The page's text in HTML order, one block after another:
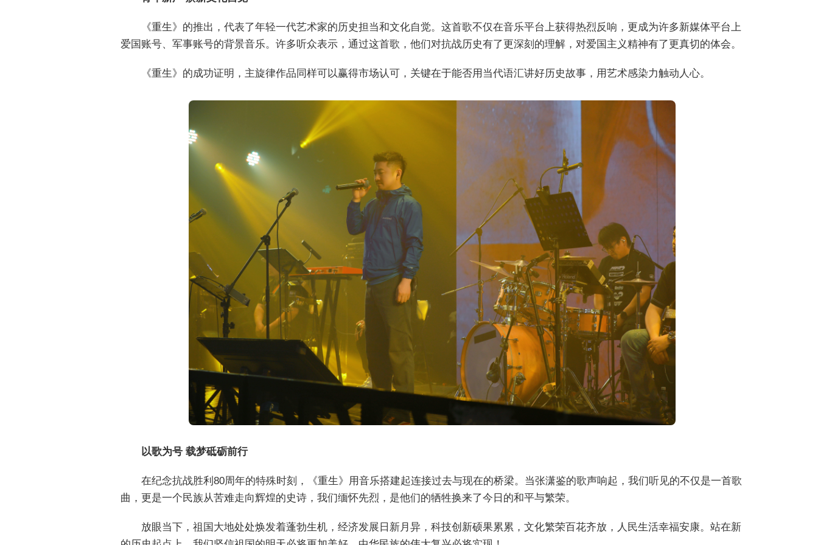
《重生》的推出，代表了年轻一代艺术家的历史担当和文化自觉。这首歌不仅在音乐平台上获得热烈反响，更成为许多新媒体平台上
爱国账号、军事账号的背景音乐。许多听众表示，通过这首歌，他们对抗战历史有了更深刻的理解，对爱国主义精神有了更真切的体会。
《重生》的成功证明，主旋律作品同样可以赢得市场认可，关键在于能否用当代语汇讲好历史故事，用艺术感染力触动人心。
以歌为号 载梦砥砺前行
在纪念抗战胜利80周年的特殊时刻，《重生》用音乐搭建起连接过去与现在的桥梁。当张潇鉴的歌声响起，我们听见的不仅是一首歌
曲，更是一个民族从苦难走向辉煌的史诗，我们缅怀先烈，是他们的牺牲换来了今日的和平与繁荣。
放眼当下，祖国大地处处焕发着蓬勃生机，经济发展日新月异，科技创新硕果累累，文化繁荣百花齐放，人民生活幸福安康。站在新